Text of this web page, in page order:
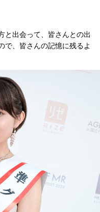
と出会って、皆さんとの出
で、皆さんの記憶に残るよ